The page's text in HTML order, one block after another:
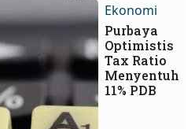
Ekonomi
Purbaya
Optimistis
Tax Ratio
Menyentuh
11% PDB